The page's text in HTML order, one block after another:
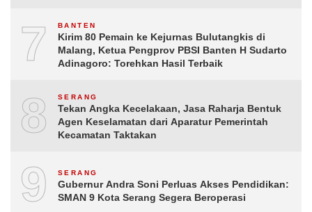
7 BANTEN
Kirim 80 Pemain ke Kejurnas Bulutangkis di
Malang, Ketua Pengprov PBSI Banten H Sudarto
Adinagoro: Torehkan Hasil Terbaik
8 SERANG
Tekan Angka Kecelakaan, Jasa Raharja Bentuk
Agen Keselamatan dari Aparatur Pemerintah
Kecamatan Taktakan
9 SERANG
Gubernur Andra Soni Perluas Akses Pendidikan:
SMAN 9 Kota Serang Segera Beroperasi